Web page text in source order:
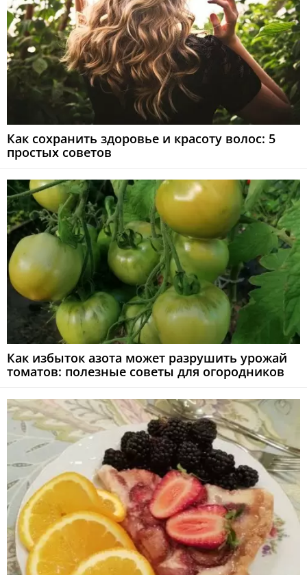
Как сохранить здоровье и красоту волос: 5
простых советов
Как избыток азота может разрушить урожай
томатов: полезные советы для огородников